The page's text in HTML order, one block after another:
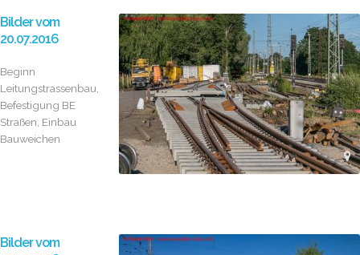
Bilder vom
20.07.2016
Beginn
Leitungstrassenbau,
Befestigung BE
Straßen, Einbau
Bauweichen
Bilder vom